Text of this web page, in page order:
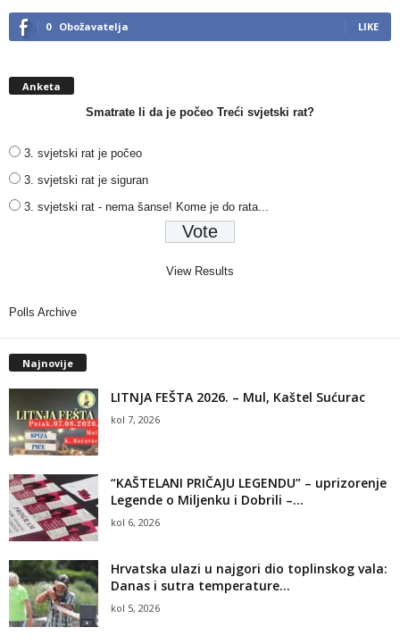
0 Obožavatelja LIKE
Anketa
Smatrate li da je počeo Treći svjetski rat?
3. svjetski rat je počeo
3. svjetski rat je siguran
3. svjetski rat - nema šanse! Kome je do rata...
View Results
Polls Archive
Najnovije
LITNJA FEŠTA 2026. – Mul, Kaštel Sućurac
kol 7, 2026
“KAŠTELANI PRIČAJU LEGENDU” – uprizorenje
Legende o Miljenku i Dobrili –...
kol 6, 2026
Hrvatska ulazi u najgori dio toplinskog vala:
Danas i sutra temperature...
kol 5, 2026